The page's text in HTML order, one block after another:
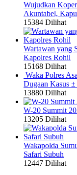
Wujudkan
Akuntabel,
15384 Dilihat
Wartawan yang
Kapolres Rohil
15168 Dilihat
Waka Polres
Dugaan Kasus
13880 Dilihat
W-20 Summit
13205 Dilihat
Wakapolda
Safari Subuh
12447 Dilihat